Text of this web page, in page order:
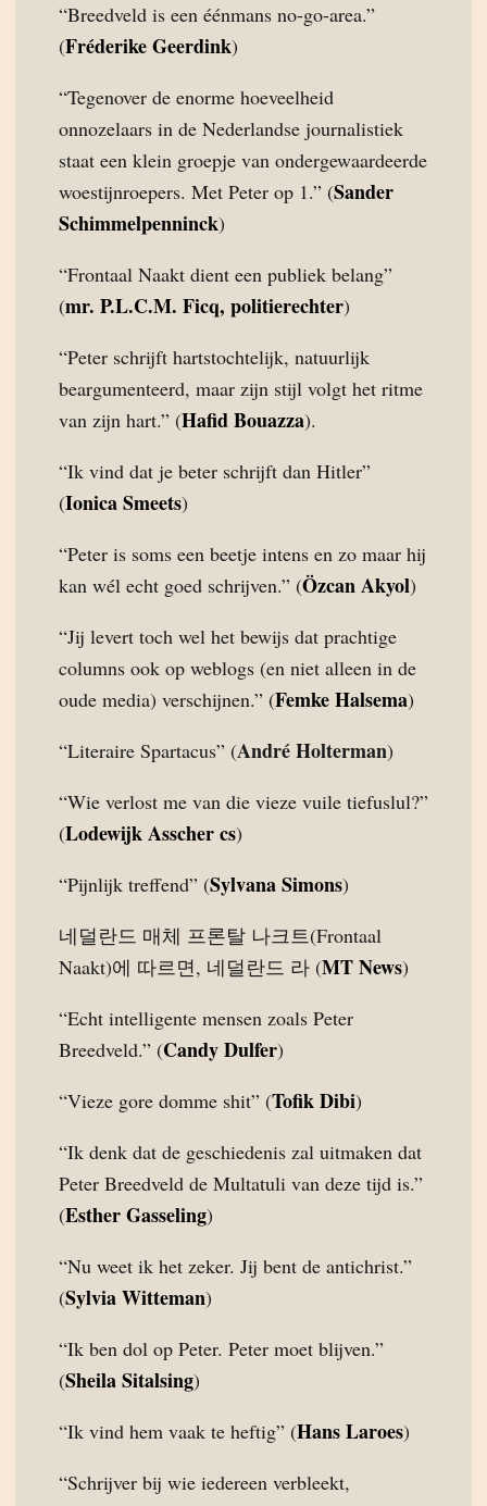
“Breedveld is een éénmans no-go-area.”
(Fréderike Geerdink)
“Tegenover de enorme hoeveelheid
onnozelaars in de Nederlandse journalistiek
staat een klein groepje van ondergewaardeerde
woestijnroepers. Met Peter op 1.” (Sander
Schimmelpenninck)
“Frontaal Naakt dient een publiek belang”
(mr. P.L.C.M. Ficq, politierechter)
“Peter schrijft hartstochtelijk, natuurlijk
beargumenteerd, maar zijn stijl volgt het ritme
van zijn hart.” (Hafid Bouazza).
“Ik vind dat je beter schrijft dan Hitler”
(Ionica Smeets)
“Peter is soms een beetje intens en zo maar hij
kan wél echt goed schrijven.” (Özcan Akyol)
“Jij levert toch wel het bewijs dat prachtige
columns ook op weblogs (en niet alleen in de
oude media) verschijnen.” (Femke Halsema)
“Literaire Spartacus” (André Holterman)
“Wie verlost me van die vieze vuile tiefuslul?”
(Lodewijk Asscher cs)
“Pijnlijk treffend” (Sylvana Simons)
네덜란드 매체 프론탈 나크트(Frontaal
Naakt)에 따르면, 네덜란드 라 (MT News)
“Echt intelligente mensen zoals Peter
Breedveld.” (Candy Dulfer)
“Vieze gore domme shit” (Tofik Dibi)
“Ik denk dat de geschiedenis zal uitmaken dat
Peter Breedveld de Multatuli van deze tijd is.”
(Esther Gasseling)
“Nu weet ik het zeker. Jij bent de antichrist.”
(Sylvia Witteman)
“Ik ben dol op Peter. Peter moet blijven.”
(Sheila Sitalsing)
“Ik vind hem vaak te heftig” (Hans Laroes)
“Schrijver bij wie iedereen verbleekt,